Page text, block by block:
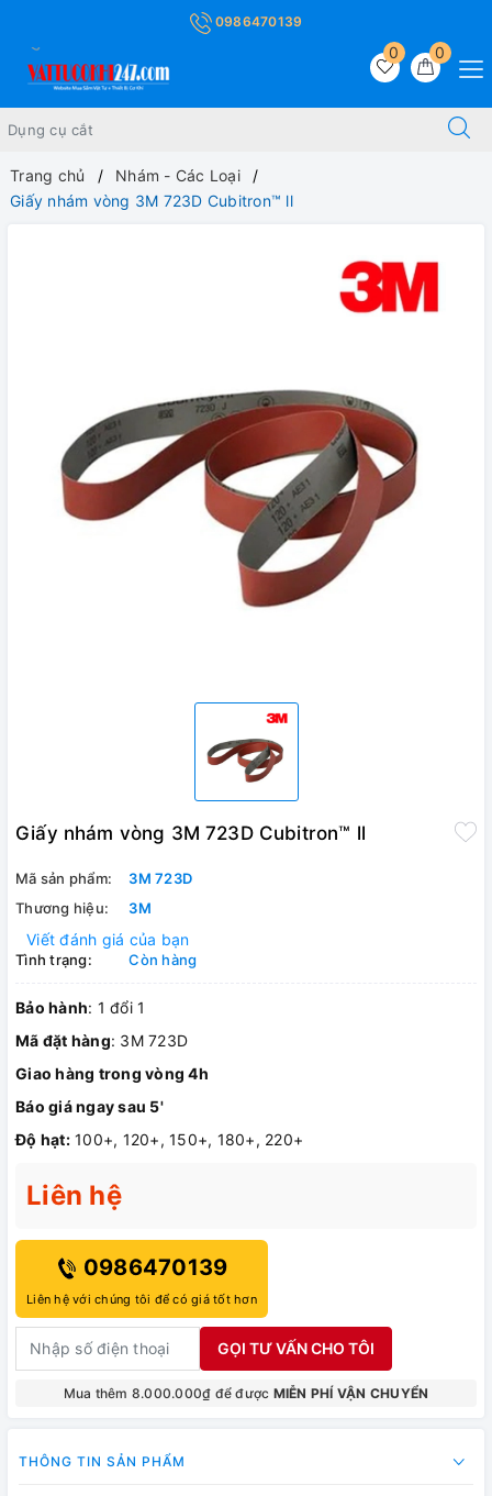
0986470139
0
0
Trang chủ
Nhám - Các Loại
Giấy nhám vòng 3M 723D Cubitron™ ll
Giấy nhám vòng 3M 723D Cubitron™ ll
Mã sản phẩm:
3M 723D
Thương hiệu:
3M
Viết đánh giá của bạn
Tình trạng: Còn hàng
Bảo hành: 1 đổi 1
Mã đặt hàng: 3M 723D
Giao hàng trong vòng 4h
Báo giá ngay sau 5'
Độ hạt:100+, 120+, 150+, 180+, 220+
Liên hệ
0986470139
Liên hệ với chúng tôi để có giá tốt hơn
GỌI TƯ VẤN CHO TÔI
Mua thêm 8.000.000₫ để được MIỄN PHÍ VẬN CHUYỂN
THÔNG TIN SẢN PHẨM